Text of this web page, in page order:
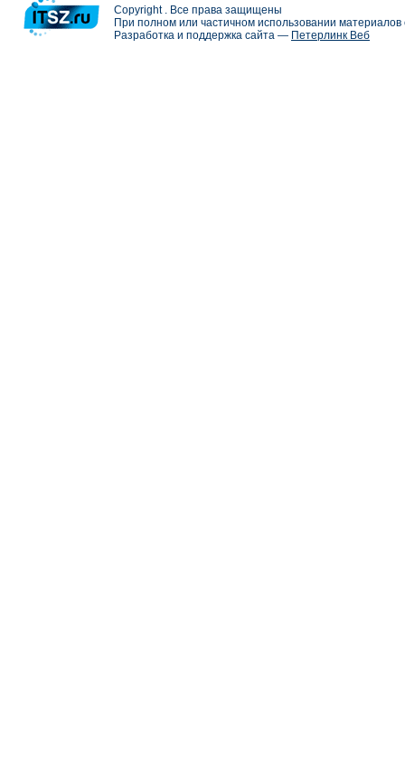
Copyright . Все права защищены
При полном или частичном использовании
Разработка и поддержка сайта — Петерлинк Веб